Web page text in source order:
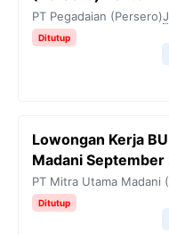
PT Pegadaian (Persero)
Ditutup
Lowongan Kerja
Madani
PT Mitra Utama Madani
Ditutup